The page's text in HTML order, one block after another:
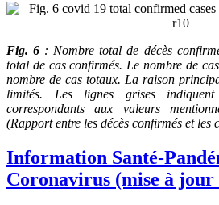
Fig. 6 : Nombre total de décès
total de cas confirmés. Le nombre de
nombre de cas totaux. La raison
limités. Les lignes grises
correspondants aux valeurs
(Rapport entre les décès confirmés et les
Information Santé-
Coronavirus (mise à